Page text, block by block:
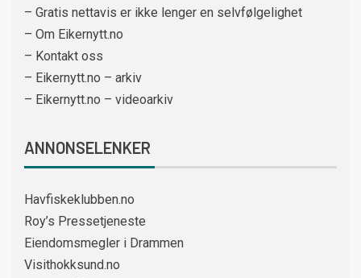
– Gratis nettavis er ikke lenger en selvfølgelighet
– Om Eikernytt.no
– Kontakt oss
– Eikernytt.no – arkiv
– Eikernytt.no – videoarkiv
ANNONSELENKER
Havfiskeklubben.no
Roy’s Pressetjeneste
Eiendomsmegler i Drammen
Visithokksund.no